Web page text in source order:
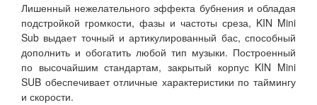
Лишенный нежелательного эффекта бубнения и обладая
подстройкой громкости, фазы и частоты среза, KIN Mini
Sub выдает точный и артикулированный бас, способный
дополнить и обогатить любой тип музыки. Построенный
по высочайшим стандартам, закрытый корпус KIN Mini
SUB обеспечивает отличные характеристики по таймингу
и скорости.